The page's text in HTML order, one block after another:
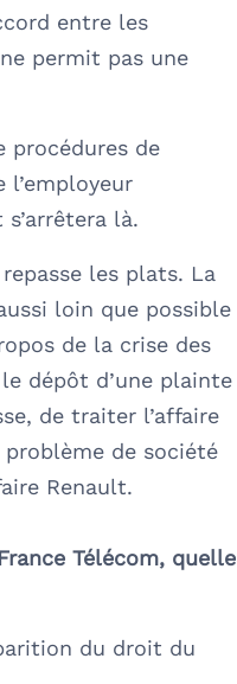
entre les
permit pas une
procédures de
l’employeur
là.
les plats. La
loin que possible
de la crise des
dépôt d’une plainte
de traiter l’affaire
problème de société
Renault.
Télécom, quelle
du droit du